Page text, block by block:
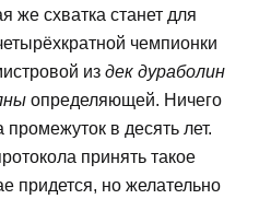
же схватка станет для
чемпионки
из дек дураболин
определяющей. Ничего
в десять лет.
принять такое
придется, но желательно